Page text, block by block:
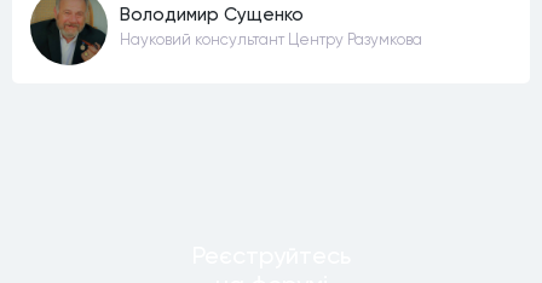
Володимир Сущенко
Науковий консультант Центру Разумкова